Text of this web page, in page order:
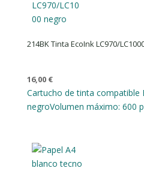
214BK Tinta EcoInk LC970/
16,00 €
Cartucho de tinta compatible
negroVolumen máximo: 600